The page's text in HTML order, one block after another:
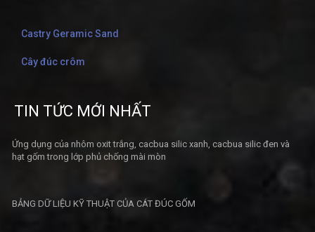
Castry Geramic Sand
Cây đúc crôm
TIN TỨC MỚI NHẤT
Ứng dụng của nhôm oxit trắng, cacbua silic xanh, cacbua silic đen và
hạt gốm trong lớp phủ chống mài mòn
BẢNG DỮ LIỆU KỸ THUẬT CỦA CÁT ĐÚC GỐM